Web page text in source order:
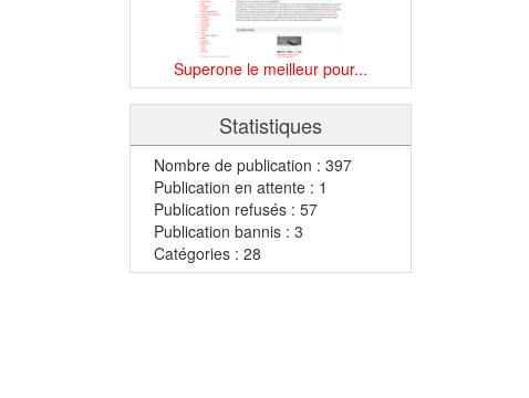
Superone le meilleur pour...
Statistiques
Nombre de publication : 397
Publication en attente : 1
Publication refusés : 57
Publication bannis : 3
Catégories : 28